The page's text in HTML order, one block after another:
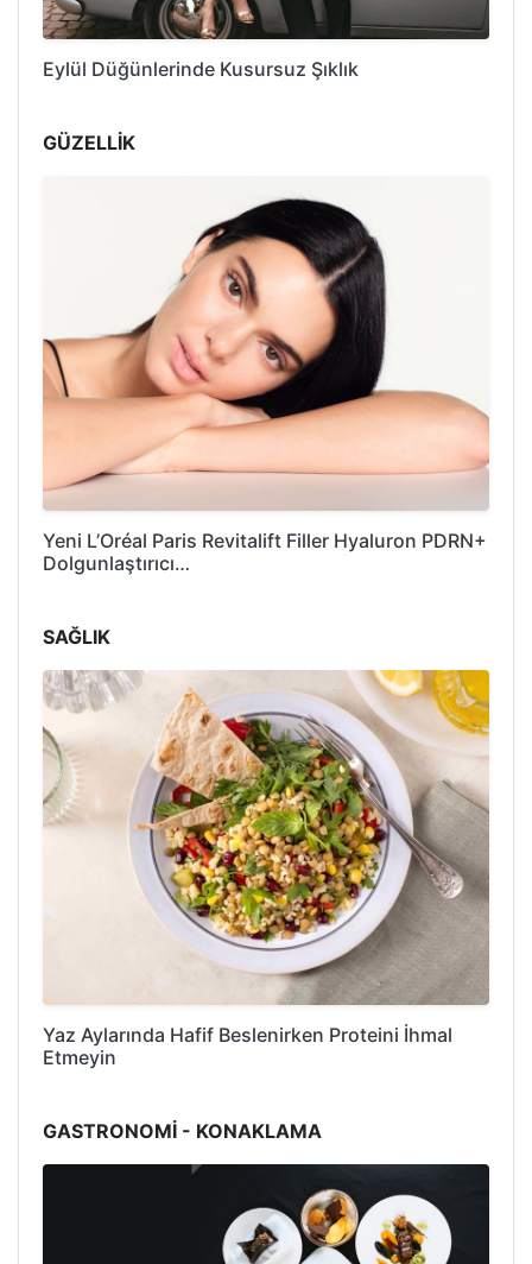
Eylül Düğünlerinde Kusursuz Şıklık
GÜZELLİK
Yeni L’Oréal Paris Revitalift Filler Hyaluron PDRN+
Dolgunlaştırıcı…
SAĞLIK
Yaz Aylarında Hafif Beslenirken Proteini İhmal
Etmeyin
GASTRONOMİ - KONAKLAMA